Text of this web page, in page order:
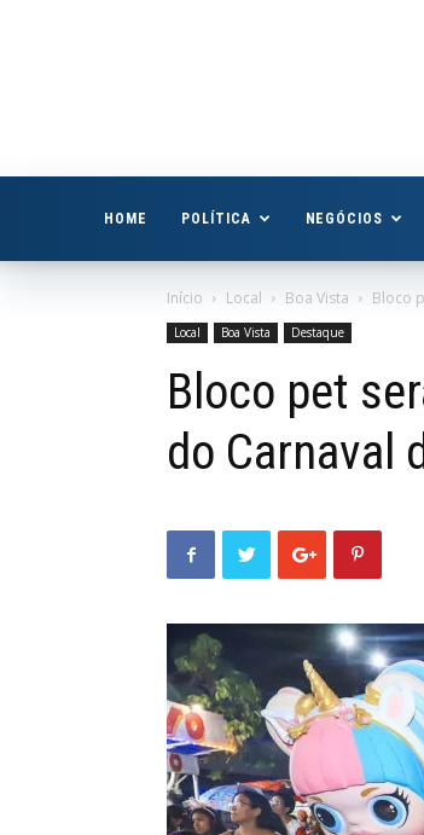
HOME POLÍTICA NEGÓCIOS
Início Local Boa Vista Bloco
Local Boa Vista Destaque
Bloco pet
do Carnaval